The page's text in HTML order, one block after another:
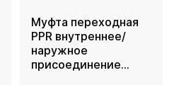
Муфта переходная
PPR внутреннее/
наружное
присоединение